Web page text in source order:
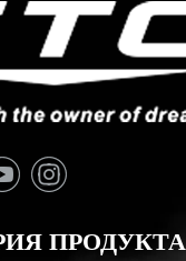
ПРОДУКТА